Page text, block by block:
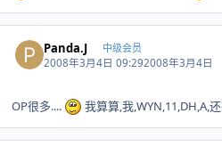
Panda.J 中级会员
2008年3月4日 09:292008年3月4日
OP很多.... 我算算,我,WYN,11,DH,A,